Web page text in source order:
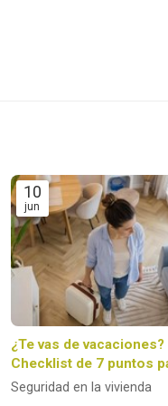
10
jun
¿Te vas de vacaciones?
Checklist de 7 puntos
dejar tu casa 100 %
Seguridad en la vivienda